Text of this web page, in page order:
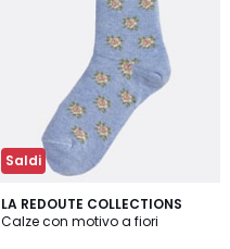
Saldi
LA REDOUTE COLLECTIONS
Calze con motivo a fiori
2
Colori